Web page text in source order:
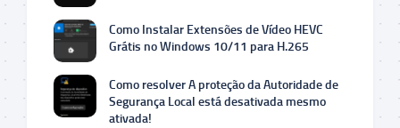
Como Instalar Extensões de Vídeo HEVC
Grátis no Windows 10/11 para H.265
Como resolver A proteção da Autoridade de
Segurança Local está desativada mesmo
ativada!